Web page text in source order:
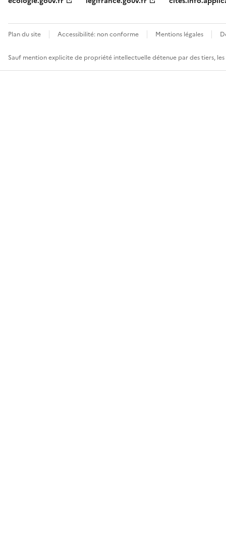
Plan du site Accessibilité: non conforme Mentions légales
Sauf mention explicite de propriété intellectuelle détenue par des tiers,